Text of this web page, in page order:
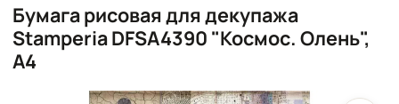
Бумага рисовая для декупажа
Stamperia DFSA4390 "Космос. Олень",
А4